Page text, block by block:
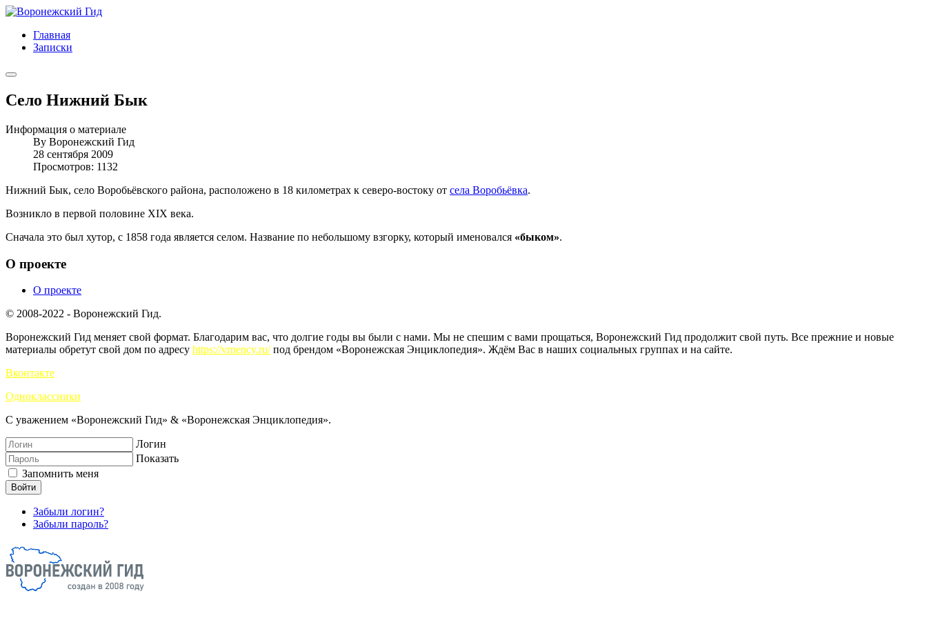
Главная
Записки
Село Нижний Бык
Информация о материале
By Воронежский Гид
28 сентября 2009
Просмотров: 1132
Нижний Бык, село Воробьёвского района, расположено в 18 километрах к северо-востоку от села Воробьёвка.
Возникло в первой половине XIX века.
Сначала это был хутор, с 1858 года является селом. Название по небольшому взгорку, который именовался «быком».
О проекте
О проекте
© 2008-2022 - Воронежский Гид.
Воронежский Гид меняет свой формат. Благодарим вас, что долгие годы вы были с нами. Мы не спешим с вами прощаться, Воронежский Гид продолжит свой путь. Все прежние и новые
материалы обретут свой дом по адресу https://vrnency.ru/под брендом «Воронежская Энциклопедия». Ждём Вас в наших социальных группах и на сайте.
Вконтакте
Одноклассники
С уважением «Воронежский Гид» & «Воронежская Энциклопедия».
Логин
Показать
Запомнить меня
Войти
Забыли логин?
Забыли пароль?